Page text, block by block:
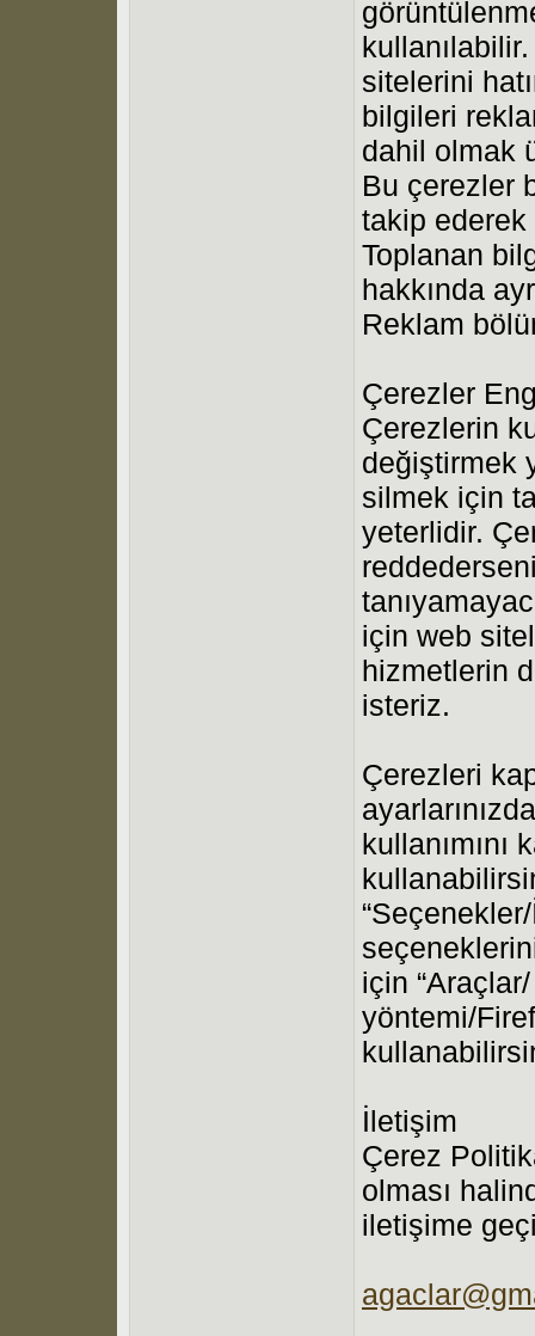
sitelerini
bilgileri
dahil olmak
Bu çerezler
takip ederek
Toplanan
hakkında
Reklam
Çerezler
Çerezlerin
değiştirmek
silmek için
yeterlidir.
için web
hizmetlerin
isteriz.
Çerezleri
kullanımını
için
yöntemi/
İletişim
Çerez
olması
iletişime